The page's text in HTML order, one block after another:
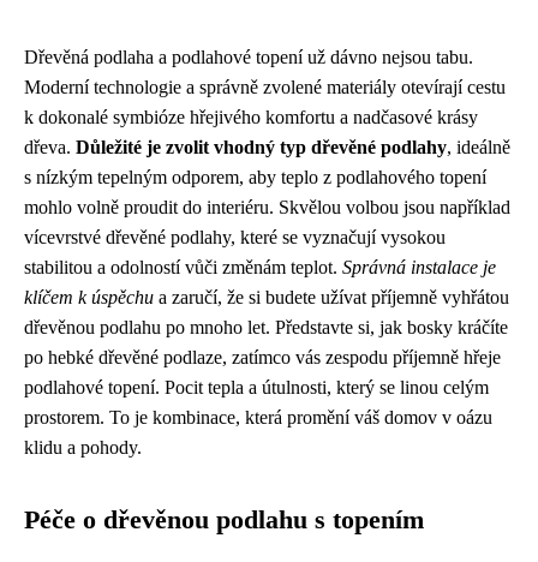
Dřevěná podlaha a podlahové topení už dávno nejsou tabu.
Moderní technologie a správně zvolené materiály otevírají cestu
k dokonalé symbióze hřejivého komfortu a nadčasové krásy
dřeva. Důležité je zvolit vhodný typ dřevěné podlahy, ideálně
s nízkým tepelným odporem, aby teplo z podlahového topení
mohlo volně proudit do interiéru. Skvělou volbou jsou například
vícevrstvé dřevěné podlahy, které se vyznačují vysokou
stabilitou a odolností vůči změnám teplot. Správná instalace je
klíčem k úspěchu a zaručí, že si budete užívat příjemně vyhřátou
dřevěnou podlahu po mnoho let. Představte si, jak bosky kráčíte
po hebké dřevěné podlaze, zatímco vás zespodu příjemně hřeje
podlahové topení. Pocit tepla a útulnosti, který se linou celým
prostorem. To je kombinace, která promění váš domov v oázu
klidu a pohody.
Péče o dřevěnou podlahu s topením